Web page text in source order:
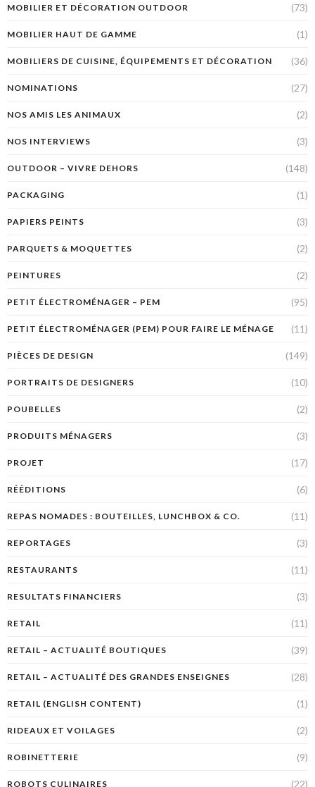
MOBILIER ET DÉCORATION OUTDOOR (73)
MOBILIER HAUT DE GAMME (1)
MOBILIERS DE CUISINE, ÉQUIPEMENTS ET DÉCORATION (36)
NOMINATIONS (27)
NOS AMIS LES ANIMAUX (2)
NOS INTERVIEWS (3)
OUTDOOR – VIVRE DEHORS (148)
PACKAGING (1)
PAPIERS PEINTS (3)
PARQUETS & MOQUETTES (2)
PEINTURES (2)
PETIT ÉLECTROMÉNAGER – PEM (95)
PETIT ÉLECTROMÉNAGER (PEM) POUR FAIRE LE MÉNAGE (11)
PIÈCES DE DESIGN (149)
PORTRAITS DE DESIGNERS (10)
POUBELLES (2)
PRODUITS MÉNAGERS (3)
PROJET (17)
RÉÉDITIONS (6)
REPAS NOMADES : BOUTEILLES, LUNCHBOX & CO. (11)
REPORTAGES (3)
RESTAURANTS (11)
RESULTATS FINANCIERS (3)
RETAIL (11)
RETAIL – ACTUALITÉ BOUTIQUES (39)
RETAIL – ACTUALITÉ DES GRANDES ENSEIGNES (28)
RETAIL (ENGLISH CONTENT) (1)
RIDEAUX ET VOILAGES (2)
ROBINETTERIE (9)
ROBOTS CULINAIRES (22)